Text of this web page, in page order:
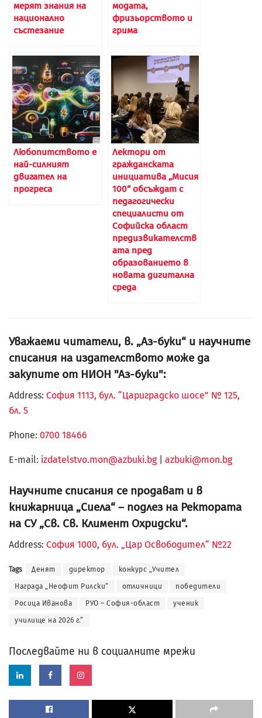
мерят знания на
национално
състезание
модата,
фризьорството и
грима
Любопитството е
най-силният
двигател на
прогреса
Лектори от
гражданската
инициатива „Мисия
100“ обсъждат с
педагогически
специалисти от
Софийска област
предизвикателств
ата пред
образованието в
новата дигитална
среда
Уважаеми читатели, в. „Аз-буки“ и научните
списания на издателството може да
закупите от НИОН "Аз-буки":
Address: София 1113, бул. “Цариградско шосе” № 125,
бл. 5
Phone: 0700 18466
Е-mail: izdatelstvo.mon@azbuki.bg| azbuki@mon.bg
Научните списания се продават и в
книжарница „Сиела“ – подлез на Ректората
на СУ „Св. Св. Климент Охридски“.
Address: София 1000, бул. „Цар Освободител“ №22
Tags Денят директор конкурс „Учител
Награда „Неофит Рилски“ отличници победители
Росица Иванова РУО – София-област ученик
училище на 2026 г.“
Последвайте ни в социалните мрежи